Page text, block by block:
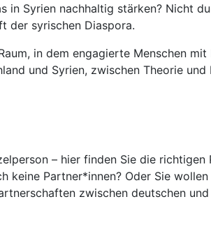
in Syrien nachhaltig stärken? Nicht
der syrischen Diaspora.
in dem engagierte Menschen
und Syrien, zwischen Theorie
– hier finden Sie die richtigen
keine Partner*innen? Oder Sie
zwischen deutschen